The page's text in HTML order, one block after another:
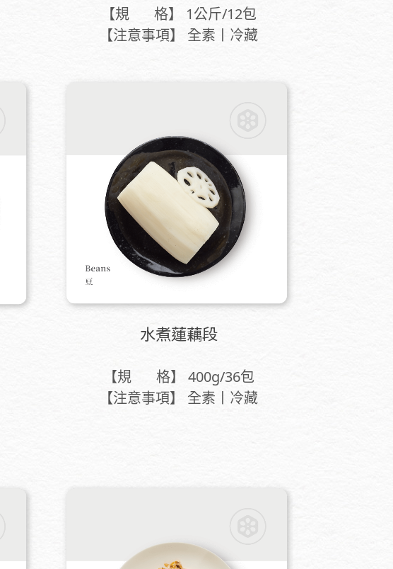
【規 格】 1公斤/12包
【注意事項】 全素丨冷藏
水煮蓮藕段
【規 格】 400g/36包
【注意事項】 全素丨冷藏